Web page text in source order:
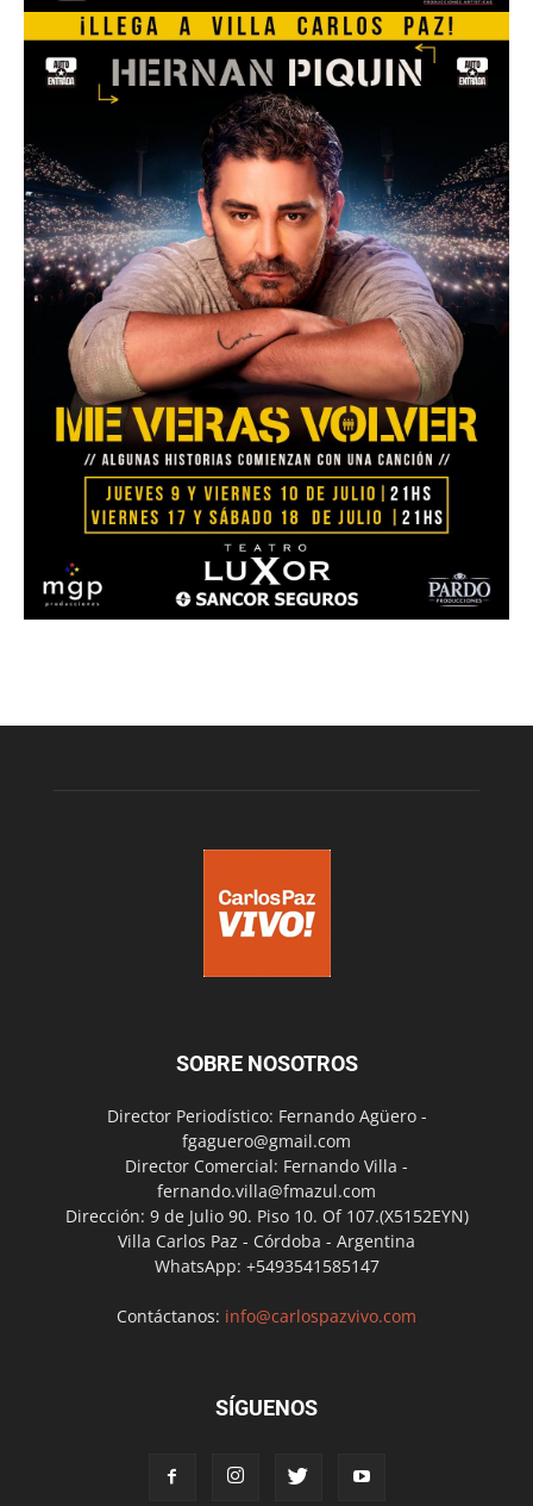
SOBRE NOSOTROS
Director Periodístico: Fernando Agüero -
fgaguero@gmail.com
Director Comercial: Fernando Villa -
fernando.villa@fmazul.com
Dirección: 9 de Julio 90. Piso 10. Of 107.(X5152EYN)
Villa Carlos Paz - Córdoba - Argentina
WhatsApp: +5493541585147
Contáctanos: info@carlospazvivo.com
SÍGUENOS